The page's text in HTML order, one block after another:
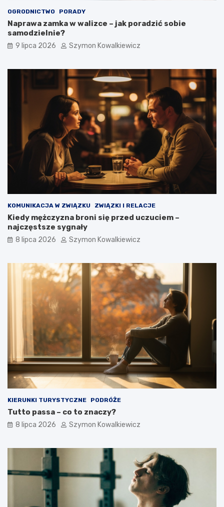
OGRODNICTWO PORADY
Naprawa zamka w walizce – jak poradzić sobie
samodzielnie?
9 lipca 2026 Szymon Kowalkiewicz
KOMUNIKACJA W ZWIĄZKU ZWIĄZKI I RELACJE
Kiedy mężczyzna broni się przed uczuciem –
najczęstsze sygnały
8 lipca 2026 Szymon Kowalkiewicz
KIERUNKI TURYSTYCZNE PODRÓŻE
Tutto passa – co to znaczy?
8 lipca 2026 Szymon Kowalkiewicz